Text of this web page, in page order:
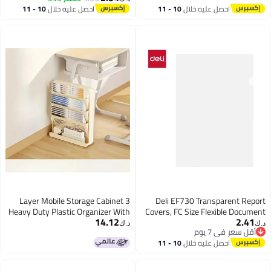
حلاً عمليًا لتنظيم وحفظ المستندات.
أقل سعر في 7 يوماحصل عليه خلال 10 - 11 المكتبية والمدرسية والسفر، لحفظ
مستندات A4 والكتب والقرطاسية –
احصل عليه خلال 10 - 11
Deli EF730 Transparent Report
Covers, FC Size Flexible Document
Covers, Durable Clear Filing &
Presentation Sheets, Pack of 10
Pieces.
د.ك‏2.41
أقل سعر في 7 يوم
أقل سعر في 7 يوماحصل عليه خلال 10 - 11
اغسطس
3 Layer Mobile Storage Cabinet
Heavy Duty Plastic Organizer With
Casters Bubble Blue
د.ك‏14.12